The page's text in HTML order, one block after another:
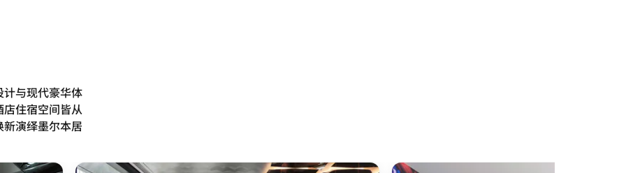
与现代豪华体
住宿空间皆从
演绎墨尔本居